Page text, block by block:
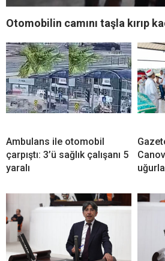
Otomobilin camını taşla kırıp
Ambulans ile otomobil
çarpıştı: 3’ü sağlık çalışanı 5
yaralı